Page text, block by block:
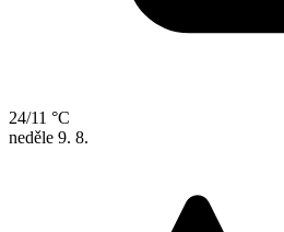
24/11 °C
neděle 9. 8.